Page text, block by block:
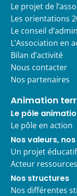
Le projet de
Les orientations
Le conseil
L’Association en
Bilan d’activité
Nous contacter
Nos partenaires
Animation
Le pôle
Le pôle en action
Nos valeurs,
Un projet
Acteur
Nos structures
Nos différentes